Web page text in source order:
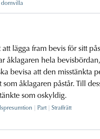
domvilla
lägga fram bevis för sitt
åklagaren hela
bevisa att den misstänkta
som åklagaren påstår. Till
som oskyldig.
Part
Straffrätt